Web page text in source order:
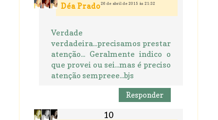
Déa Prado26 de abril de 2015 às 21:32
Verdade
verdadeira...precisamos prestar
atenção... Geralmente indico o
que provei ou sei...mas é preciso
atenção sempreee...bjs
Responder